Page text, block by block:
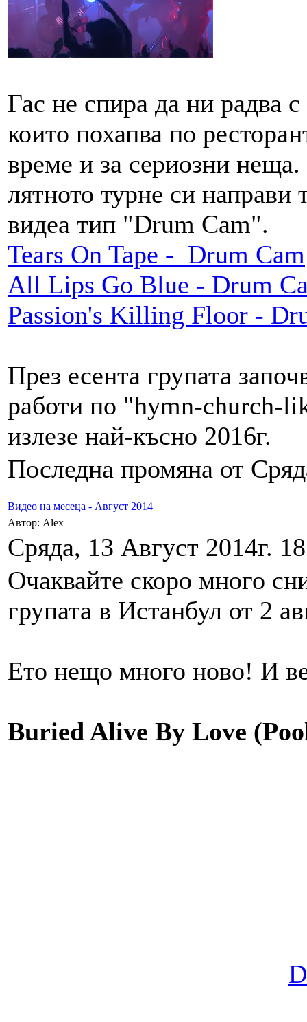
Гас не спира да ни радва
които похапва по
време и за сериозни
лятното турне си направи
видеа тип "Drum Cam".
Tears On Tape - Drum Cam
All Lips Go Blue - Drum
Passion's Killing Floor -
През есента групата
работи по "hymn-church-
излезе най-късно 2016г.
Последна промяна от
Видео на месеца - Август 2014
Автор: Alex
Сряда, 13 Август 2014г.
Очаквайте скоро много
групата в Истанбул от 2
Ето нещо много ново! И
Buried Alive By Love